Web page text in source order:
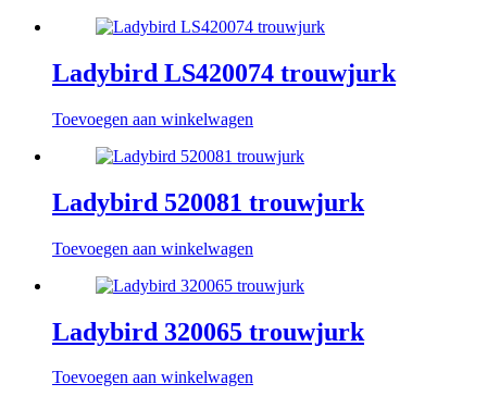
Ladybird LS420074 trouwjurk
Toevoegen aan winkelwagen
Ladybird 520081 trouwjurk
Toevoegen aan winkelwagen
Ladybird 320065 trouwjurk
Toevoegen aan winkelwagen